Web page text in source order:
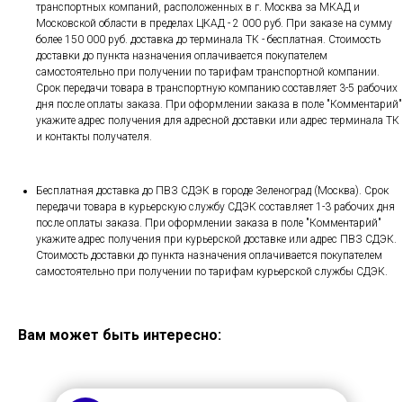
транспортных компаний, расположенных в г. Москва за МКАД и
Московской области в пределах ЦКАД - 2 000 руб. При заказе на сумму
более 150 000 руб. доставка до терминала ТК - бесплатная. Стоимость
доставки до пункта назначения оплачивается покупателем
самостоятельно при получении по тарифам транспортной компании.
Срок передачи товара в транспортную компанию составляет 3-5 рабочих
дня после оплаты заказа. При оформлении заказа в поле "Комментарий"
укажите адрес получения для адресной доставки или адрес терминала ТК
и контакты получателя.
Бесплатная доставка до ПВЗ СДЭК в городе Зеленоград (Москва). Срок
передачи товара в курьерскую службу СДЭК составляет 1-3 рабочих дня
после оплаты заказа. При оформлении заказа в поле "Комментарий"
укажите адрес получения при курьерской доставке или адрес ПВЗ СДЭК.
Стоимость доставки до пункта назначения оплачивается покупателем
самостоятельно при получении по тарифам курьерской службы СДЭК.
Вам может быть интересно: